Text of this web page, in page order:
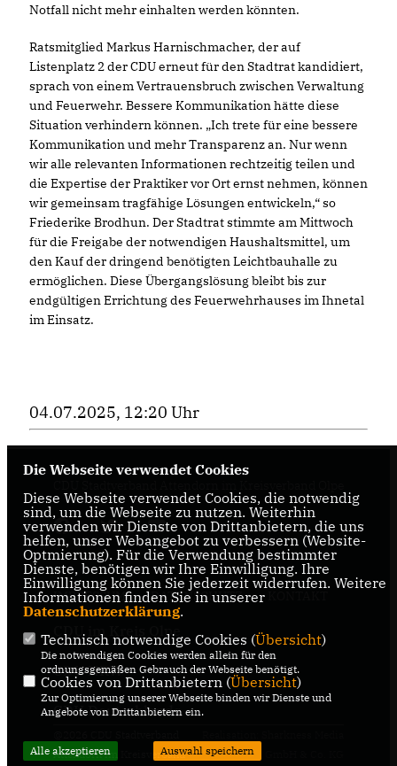
Notfall nicht mehr einhalten werden könnten.
Ratsmitglied Markus Harnischmacher, der auf
Listenplatz 2 der CDU erneut für den Stadtrat kandidiert,
sprach von einem Vertrauensbruch zwischen Verwaltung
und Feuerwehr. Bessere Kommunikation hätte diese
Situation verhindern können. „Ich trete für eine bessere
Kommunikation und mehr Transparenz an. Nur wenn
wir alle relevanten Informationen rechtzeitig teilen und
die Expertise der Praktiker vor Ort ernst nehmen, können
wir gemeinsam tragfähige Lösungen entwickeln,“ so
Friederike Brodhun. Der Stadtrat stimmte am Mittwoch
für die Freigabe der notwendigen Haushaltsmittel, um
den Kauf der dringend benötigten Leichtbauhalle zu
ermöglichen. Diese Übergangslösung bleibt bis zur
endgültigen Errichtung des Feuerwehrhauses im Ihnetal
im Einsatz.
04.07.2025, 12:20 Uhr
IMPRESSUM DATENSCHUTZ
CDU im Kreis Olpe
CDU NRW
CDU Deutschlands
Attendorn im Kreisverband
Die Webseite verwendet Cookies
Diese Webseite verwendet Cookies, die notwendig
sind, um die Webseite zu nutzen. Weiterhin
verwenden wir Dienste von Drittanbietern, die uns
helfen, unser Webangebot zu verbessern (Website-
Optmierung). Für die Verwendung bestimmter
Dienste, benötigen wir Ihre Einwilligung. Ihre
Einwilligung können Sie jederzeit widerrufen. Weitere
Informationen finden Sie in unserer
Datenschutzerklärung.
Technisch notwendige Cookies (Übersicht)
Die notwendigen Cookies werden allein für den
ordnungsgemäßen Gebrauch der Webseite benötigt.
Cookies von Drittanbietern (Übersicht)
Zur Optimierung unserer Webseite binden wir Dienste und
Angebote von Drittanbietern ein.
Alle akzeptieren Auswahl speichern